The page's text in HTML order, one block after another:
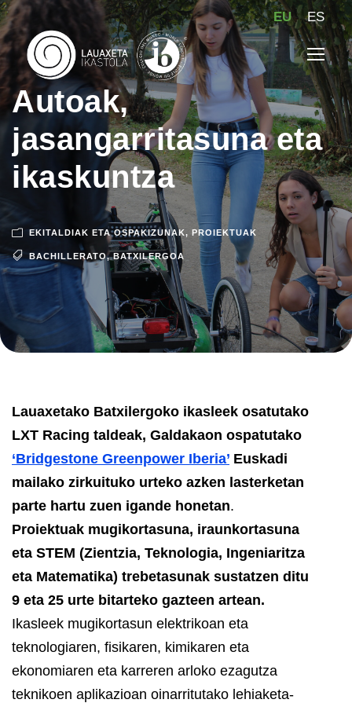
EU ES
Autoak,
jasangarritasuna eta
ikaskuntza
EKITALDIAK ETA OSPAKIZUNAK, PROIEKTUAK
BACHILLERATO, BATXILERGOA
Lauaxetako Batxilergoko ikasleek osatutako
LXT Racing taldeak, Galdakaon ospatutako
‘Bridgestone Greenpower Iberia’ Euskadi
mailako zirkuituko urteko azken lasterketan
parte hartu zuen igande honetan.
Proiektuak mugikortasuna, iraunkortasuna
eta STEM (Zientzia, Teknologia, Ingeniaritza
eta Matematika) trebetasunak sustatzen ditu
9 eta 25 urte bitarteko gazteen artean.
Ikasleek mugikortasun elektrikoan eta
teknologiaren, fisikaren, kimikaren eta
ekonomiaren eta karreren arloko ezagutza
teknikoen aplikazioan oinarritutako lehiaketa-